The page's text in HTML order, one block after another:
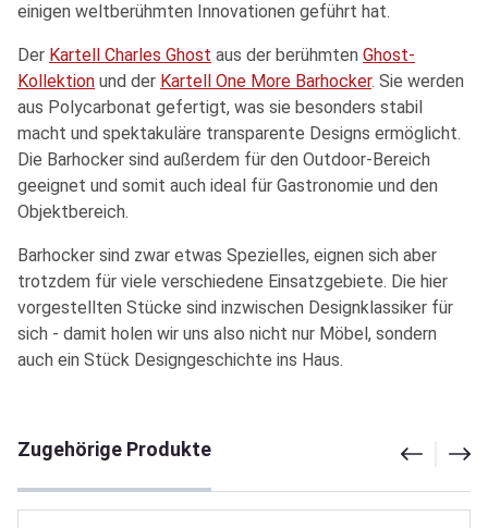
einigen weltberühmten Innovationen geführt hat.
Der Kartell Charles Ghost aus der berühmten Ghost-
Kollektion und der Kartell One More Barhocker. Sie werden
aus Polycarbonat gefertigt, was sie besonders stabil
macht und spektakuläre transparente Designs ermöglicht.
Die Barhocker sind außerdem für den Outdoor-Bereich
geeignet und somit auch ideal für Gastronomie und den
Objektbereich.
Barhocker sind zwar etwas Spezielles, eignen sich aber
trotzdem für viele verschiedene Einsatzgebiete. Die hier
vorgestellten Stücke sind inzwischen Designklassiker für
sich - damit holen wir uns also nicht nur Möbel, sondern
auch ein Stück Designgeschichte ins Haus.
Produktgalerie überspringen
Zugehörige Produkte